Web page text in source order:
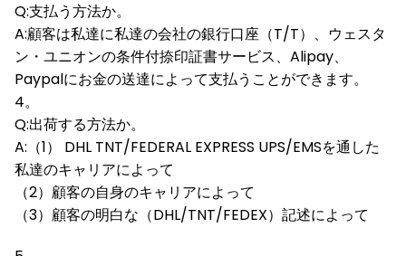
Q:支払う方法か。
A:顧客は私達に私達の会社の銀行口座（T/T）、ウェスタ
ン・ユニオンの条件付捺印証書サービス、Alipay、
Paypalにお金の送達によって支払うことができます。
4。
Q:出荷する方法か。
A:（1） DHL TNT/FEDERAL EXPRESS UPS/EMSを通した
私達のキャリアによって
（2）顧客の自身のキャリアによって
（3）顧客の明白な（DHL/TNT/FEDEX）記述によって